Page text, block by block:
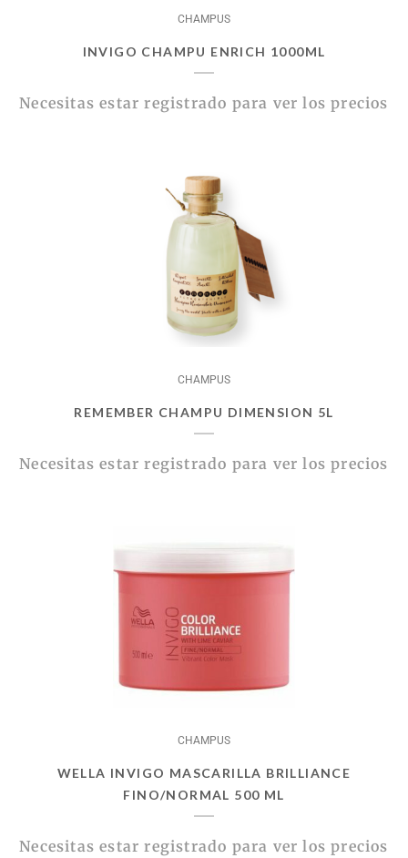
CHAMPUS
INVIGO CHAMPU ENRICH 1000ML
Necesitas estar registrado para ver los precios
CHAMPUS
REMEMBER CHAMPU DIMENSION 5L
Necesitas estar registrado para ver los precios
CHAMPUS
WELLA INVIGO MASCARILLA BRILLIANCE
FINO/NORMAL 500 ML
Necesitas estar registrado para ver los precios